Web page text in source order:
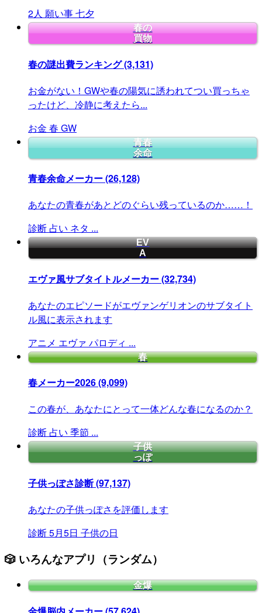
2人 願い事七夕
春の
買物
春の謎出費ランキング(3,131)
お金がない！GWや春の陽気に誘われてつい買っちゃ
ったけど、冷静に考えたら...
お金 春 GW
青春
余命
青春余命メーカー(26,128)
あなたの青春があとどのぐらい残っているのか……！
診断 占い ネタ ...
EV
A
エヴァ風サブタイトルメーカー(32,734)
あなたのエピソードがエヴァンゲリオンのサブタイト
ル風に表示されます
アニメ エヴァ パロディ ...
春
春メーカー2026(9,099)
この春が、あなたにとって一体どんな春になるのか？
診断 占い 季節 ...
子供
っぽ
子供っぽさ診断(97,137)
あなたの子供っぽさを評価します
診断5月5日 子供の日
🎲 いろんなアプリ（ランダム）
金爆